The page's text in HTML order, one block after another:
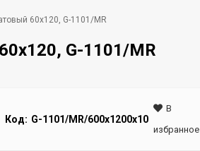
60x120, G-1101/MR
G-1101/MR
Код: G-1101/MR/600x1200x10
В
избранное